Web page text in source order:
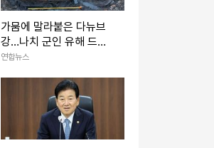
가뭄에 말라붙은 다뉴브
강…나치 군인 유해 드러
나
연합뉴스